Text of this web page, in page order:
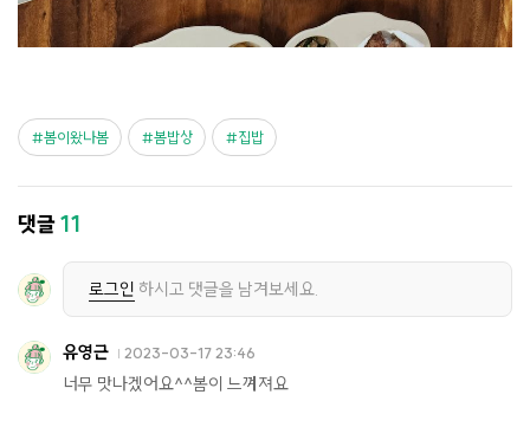
봄이왔나봄 봄밥상 집밥
댓글11
로그인 하시고 댓글을 남겨보세요.
유영근 2023-03-17 23:46
너무 맛나겠어요^^봄이 느껴져요